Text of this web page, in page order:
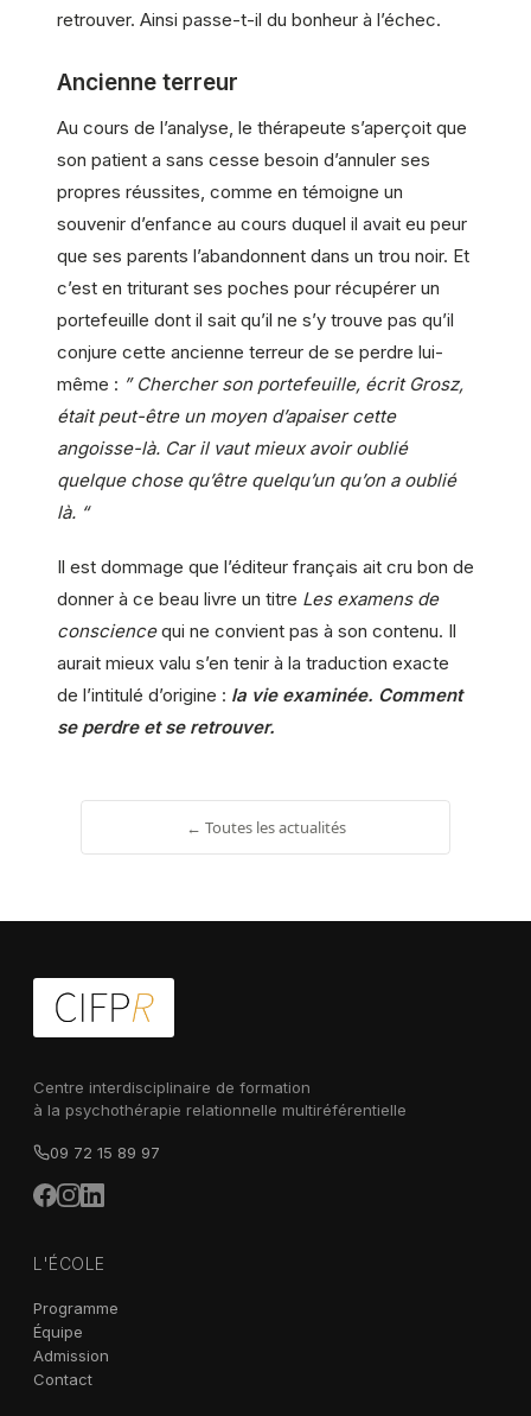
retrouver. Ainsi passe-t-il du bonheur à l’échec.
Ancienne terreur
Au cours de l’analyse, le thérapeute s’aperçoit que
son patient a sans cesse besoin d’annuler ses
propres réussites, comme en témoigne un
souvenir d’enfance au cours duquel il avait eu peur
que ses parents l’abandonnent dans un trou noir. Et
c’est en triturant ses poches pour récupérer un
portefeuille dont il sait qu’il ne s’y trouve pas qu’il
conjure cette ancienne terreur de se perdre lui-
même : ” Chercher son portefeuille, écrit Grosz,
était peut-être un moyen d’apaiser cette
angoisse-là. Car il vaut mieux avoir oublié
quelque chose qu’être quelqu’un qu’on a oublié
là. “
Il est dommage que l’éditeur français ait cru bon de
donner à ce beau livre un titre Les examens de
consciencequi ne convient pas à son contenu. Il
aurait mieux valu s’en tenir à la traduction exacte
de l’intitulé d’origine : la vie examinée. Comment
se perdre et se retrouver.
← Toutes les actualités
Centre interdisciplinaire de formation
à la psychothérapie relationnelle multiréférentielle
09 72 15 89 97
L'ÉCOLE
Programme
Équipe
Admission
Contact